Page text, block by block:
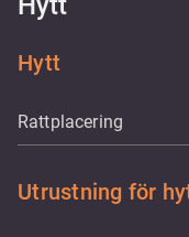
Hytt
Rattplacering
Utrustning för